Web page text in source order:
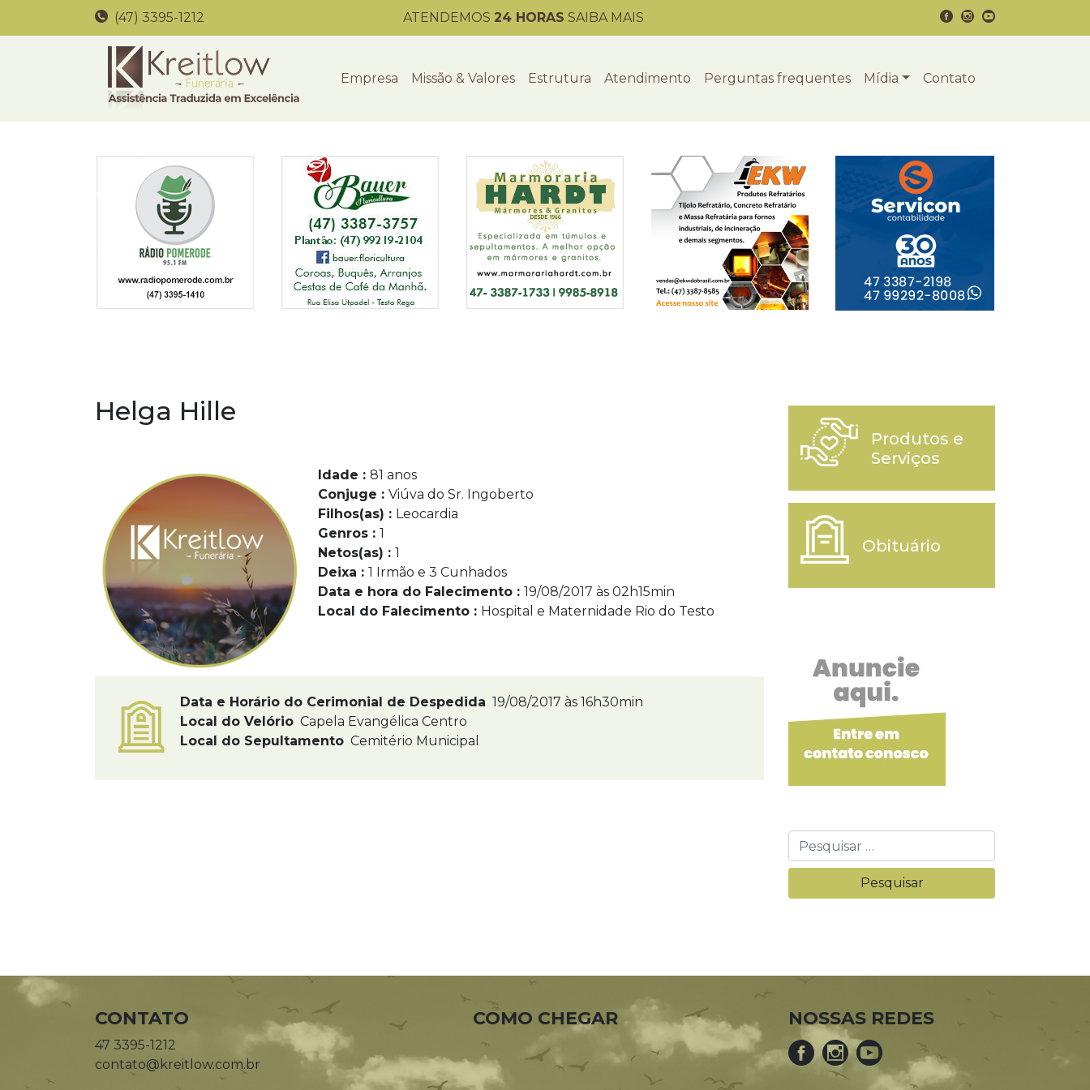
(47) 3395-1212 ATENDEMOS 24 HORAS SAIBA MAIS
Empresa Missão & Valores Estrutura Atendimento Perguntas frequentes Mídia Contato
Helga Hille
Idade : 81 anos
Conjuge : Viúva do Sr. Ingoberto
Filhos(as) : Leocardia
Genros : 1
Netos(as) : 1
Deixa : 1 Irmão e 3 Cunhados
Data e hora do Falecimento : 19/08/2017 às 02h15min
Local do Falecimento : Hospital e Maternidade Rio do Testo
Data e Horário do Cerimonial de Despedida 19/08/2017 às 16h30min
Local do Velório Capela Evangélica Centro
Local do Sepultamento Cemitério Municipal
Produtos e
Serviços
Obituário
CONTATO
47 3395-1212
contato@kreitlow.com.br
COMO CHEGAR NOSSAS REDES